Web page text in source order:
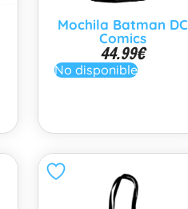
Mochila Batman DC
Comics
44.99€
No disponible